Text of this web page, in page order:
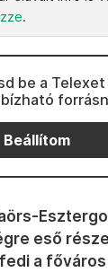
.
be a Telexet
Beállítom
eső
a